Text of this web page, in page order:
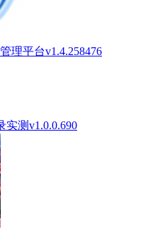
理平台v1.4.258476
实测v1.0.0.690